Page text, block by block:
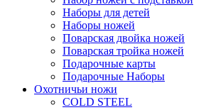
Наборы для детей
Наборы ножей
Поварская двойка ножей
Поварская тройка ножей
Подарочные карты
Подарочные Наборы
Охотничьи ножи
COLD STEEL